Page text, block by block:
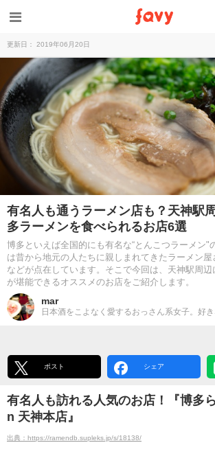
更新日： 2019年06月20日
有名人も通うラーメン店も？天神駅
多ラーメンを食べられるお店6選
博多といえば全国的にも有名な“とんこつラーメン"
は昔から地元の人たちに親しまれてきたラーメン
などが点在しています。そこで今回は、天神駅周
が堪能できるオススメのお店をご紹介します。
mar
日本酒をこよなく愛するおっさん系女子。好き
ポスト シェア
有名人も訪れる人気のお店！『博多
n 天神本店』
出典：https://ramendb.supleks.jp/s/18138/